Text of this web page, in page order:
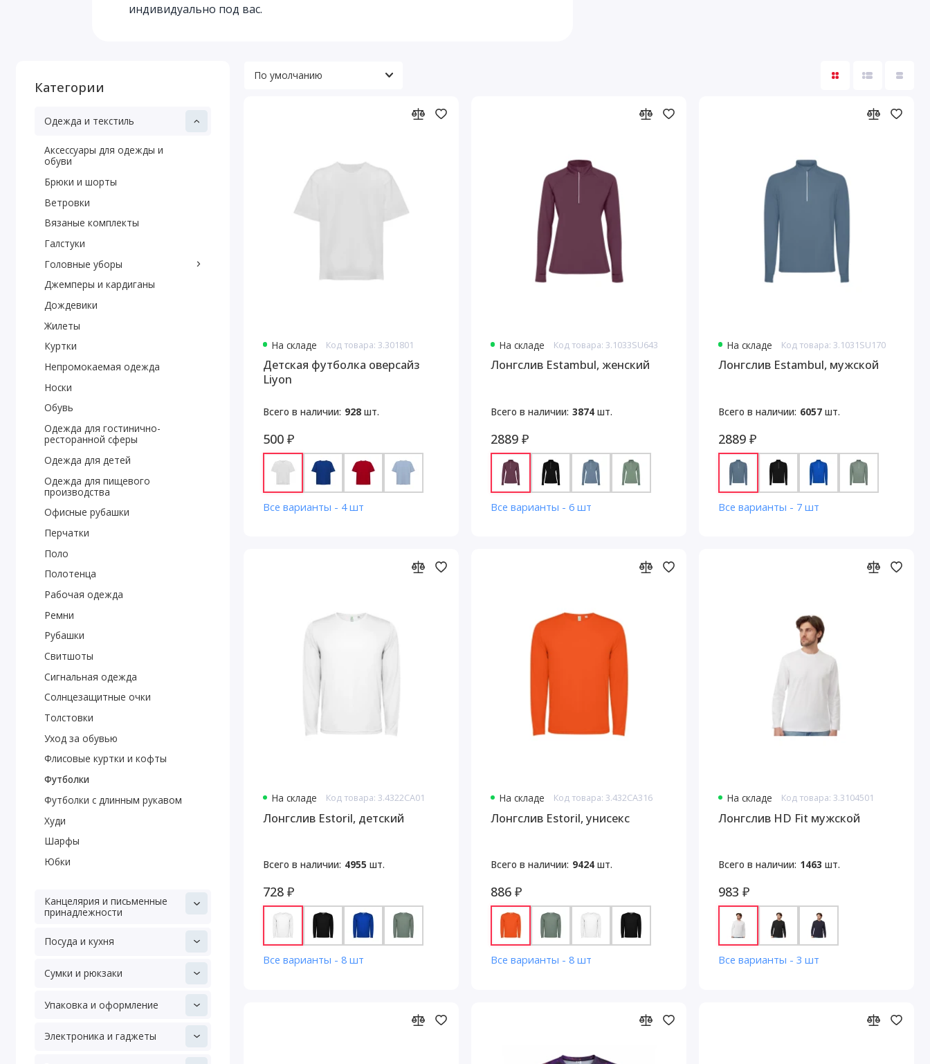
индивидуально под вас.
Категории
Одежда и текстиль
Аксессуары для одежды и
обуви
Брюки и шорты
Ветровки
Вязаные комплекты
Галстуки
Головные уборы
Джемперы и кардиганы
Дождевики
Жилеты
Куртки
Непромокаемая одежда
Носки
Обувь
Одежда для гостинично-
ресторанной сферы
Одежда для детей
Одежда для пищевого
производства
Офисные рубашки
Перчатки
Поло
Полотенца
Рабочая одежда
Ремни
Рубашки
Свитшоты
Сигнальная одежда
Солнцезащитные очки
Толстовки
Уход за обувью
Флисовые куртки и кофты
Футболки
Футболки с длинным рукавом
Худи
Шарфы
Юбки
Канцелярия и письменные
принадлежности
Посуда и кухня
Сумки и рюкзаки
Упаковка и оформление
Электроника и гаджеты
На складе Код товара: 3.301801
Детская футболка оверсайз
Liyon
Всего в наличии: 928шт.
500 ₽
Все варианты - 4 шт
На складе Код товара: 3.1033SU643
Лонгслив Estambul, женский
Всего в наличии: 3874шт.
2889 ₽
Все варианты - 6 шт
На складе Код товара: 3.1031SU170
Лонгслив Estambul, мужской
Всего в наличии: 6057шт.
2889 ₽
Все варианты - 7 шт
На складе Код товара: 3.4322CA01
Лонгслив Estoril, детский
Всего в наличии: 4955 шт.
728 ₽
Все варианты - 8 шт
На складе Код товара: 3.432CA316
Лонгслив Estoril, унисекс
Всего в наличии: 9424шт.
886 ₽
Все варианты - 8 шт
На складе Код товара: 3.3104501
Лонгслив HD Fit мужской
Всего в наличии: 1463 шт.
983 ₽
Все варианты - 3 шт